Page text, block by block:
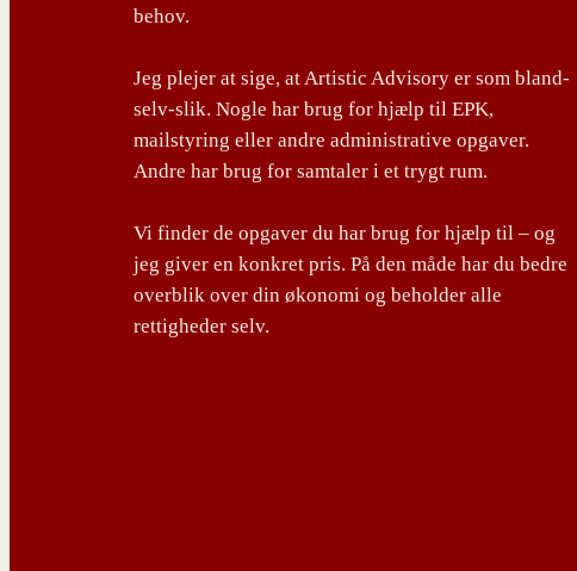
behov.
Jeg plejer at sige, at Artistic Advisory er som bland-
selv-slik. Nogle har brug for hjælp til EPK,
mailstyring eller andre administrative opgaver.
Andre har brug for samtaler i et trygt rum.
Vi finder de opgaver du har brug for hjælp til – og
jeg giver en konkret pris. På den måde har du bedre
overblik over din økonomi og beholder alle
rettigheder selv.